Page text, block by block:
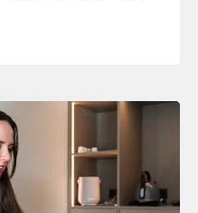
handbereik. Maar